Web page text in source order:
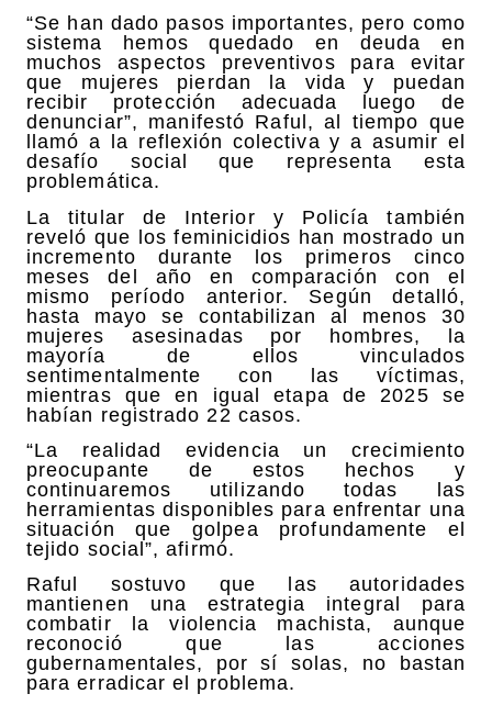
“Se han dado pasos importantes, pero como
sistema hemos quedado en deuda en
muchos aspectos preventivos para evitar
que mujeres pierdan la vida y puedan
recibir protección adecuada luego de
denunciar”, manifestó Raful, al tiempo que
llamó a la reflexión colectiva y a asumir el
desafío social que representa esta
problemática.
La titular de Interior y Policía también
reveló que los feminicidios han mostrado un
incremento durante los primeros cinco
meses del año en comparación con el
mismo período anterior. Según detalló,
hasta mayo se contabilizan al menos 30
mujeres asesinadas por hombres, la
mayoría de ellos vinculados
sentimentalmente con las víctimas,
mientras que en igual etapa de 2025 se
habían registrado 22 casos.
“La realidad evidencia un crecimiento
preocupante de estos hechos y
continuaremos utilizando todas las
herramientas disponibles para enfrentar una
situación que golpea profundamente el
tejido social”, afirmó.
Raful sostuvo que las autoridades
mantienen una estrategia integral para
combatir la violencia machista, aunque
reconoció que las acciones
gubernamentales, por sí solas, no bastan
para erradicar el problema.